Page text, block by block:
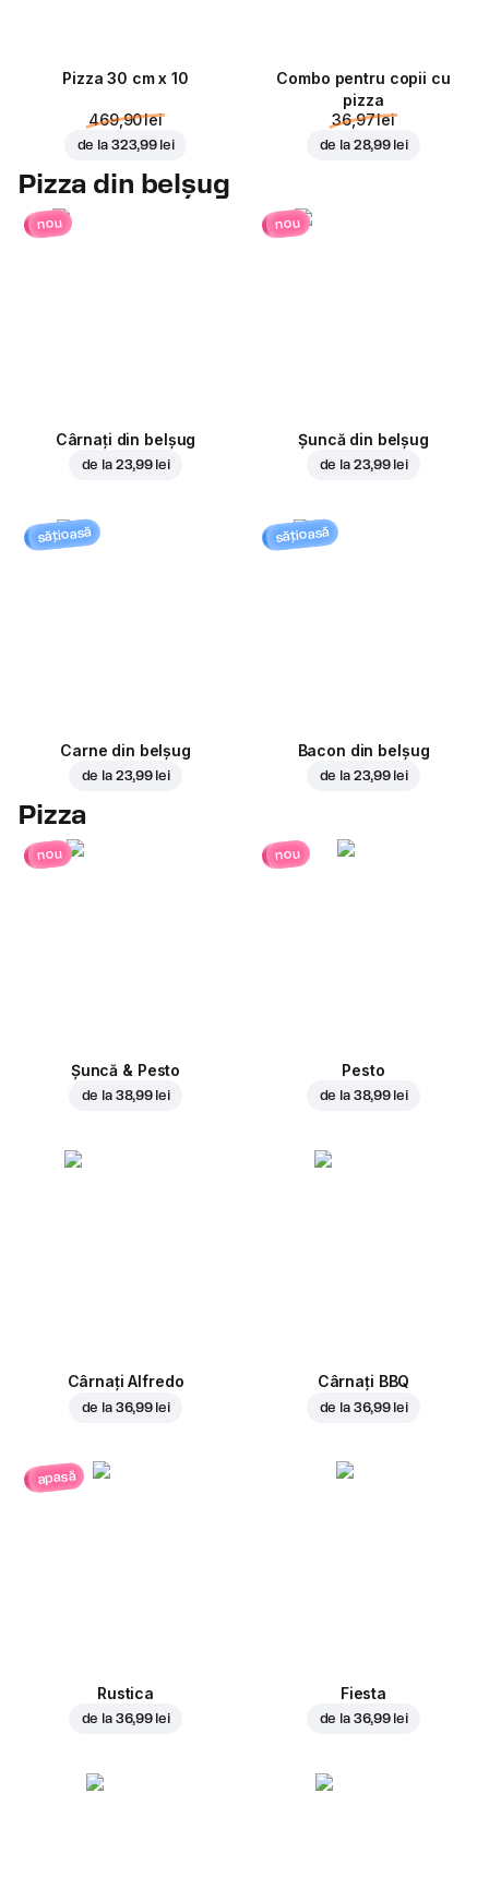
Pizza 30 cm x 10
469,90 lei
de la 323,99 lei
Combo pentru copii cu
pizza
36,97 lei
de la 28,99 lei
Pizza din belșug
nou
Cârnați din belșug
de la 23,99 lei
nou
Șuncă din belșug
de la 23,99 lei
sățioasă
Carne din belșug
de la 23,99 lei
sățioasă
Bacon din belșug
de la 23,99 lei
Pizza
nou
Șuncă & Pesto
de la 38,99 lei
nou
Pesto
de la 38,99 lei
Cârnați Alfredo
de la 36,99 lei
Cârnați BBQ
de la 36,99 lei
apasă
Rustica
de la 36,99 lei
Fiesta
de la 36,99 lei